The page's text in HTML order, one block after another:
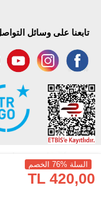
السلة %76 الخصم
420,00 TL
تابعنا على وسائل
جميع حقوق Modaselvim محفوظة ©2026